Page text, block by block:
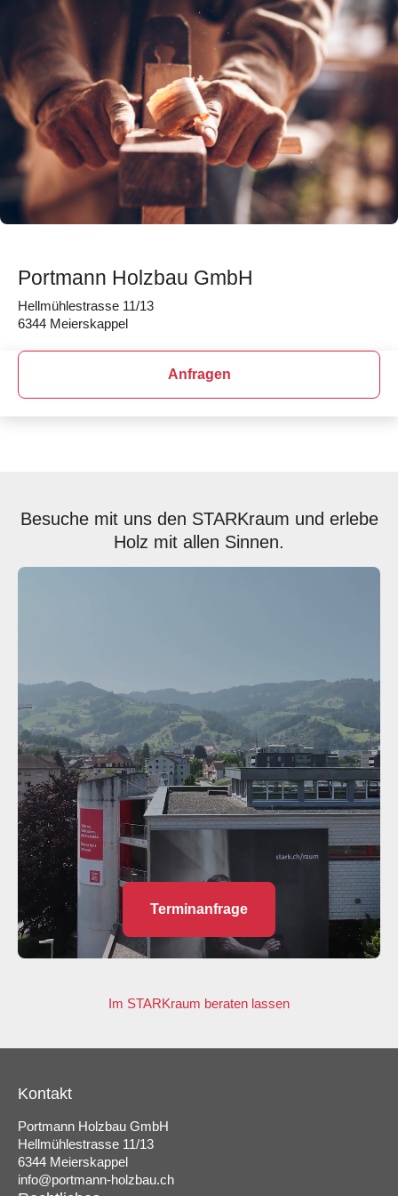
Portmann Holzbau GmbH
Hellmühlestrasse 11/13
6344 Meierskappel
Anfragen
Besuche mit uns den STARKraum und erlebe
Holz mit allen Sinnen.
Terminanfrage
Im STARKraum beraten lassen
Kontakt
Portmann Holzbau GmbH
Hellmühlestrasse 11/13
6344 Meierskappel
info@portmann-holzbau.ch